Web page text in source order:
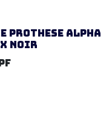
PROTHESE ALPHA
NOIR